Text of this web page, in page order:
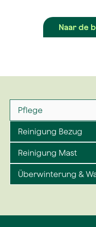
Naar de
Pflege
Reinigung Bezug
Reinigung Mast
Überwinterung &